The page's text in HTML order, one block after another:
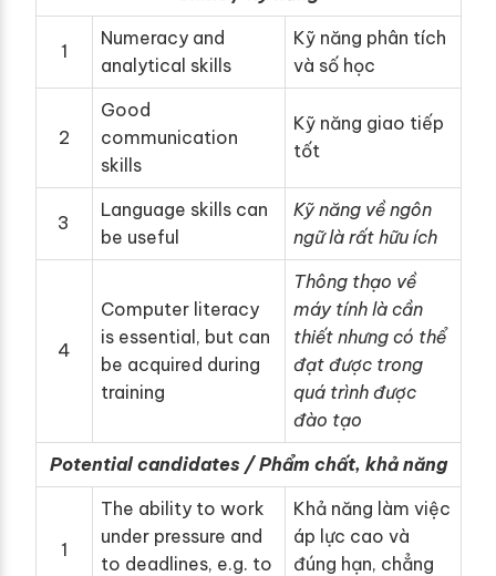
1
Numeracy and
analytical skills
Kỹ năng phân tích
và số học
2
Good
communication
skills
Kỹ năng giao tiếp
tốt
3
Language skills can
be useful
Kỹ năng về ngôn
ngữ là rất hữu ích
4
Computer literacy
is essential, but can
be acquired during
training
Thông thạo về
máy tính là cần
thiết nhưng có thể
đạt được trong
quá trình được
đào tạo
Potential candidates / Phẩm chất, khả năng
1
The ability to work
under pressure and
to deadlines, e.g. to
Khả năng làm việc
áp lực cao và
đúng hạn, chẳng